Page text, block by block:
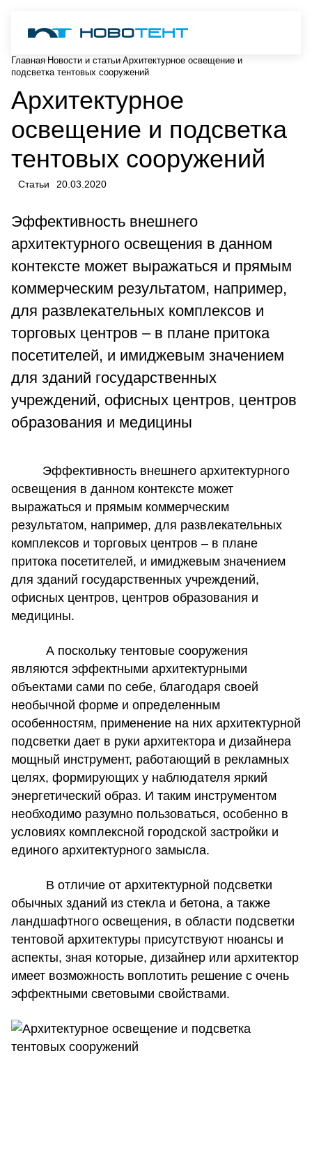
Главная Новости и статьи Архитектурное освещение и
подсветка тентовых сооружений
Архитектурное
освещение и подсветка
тентовых сооружений
Статьи 20.03.2020
Эффективность внешнего
архитектурного освещения в данном
контексте может выражаться и прямым
коммерческим результатом, например,
для развлекательных комплексов и
торговых центров – в плане притока
посетителей, и имиджевым значением
для зданий государственных
учреждений, офисных центров, центров
образования и медицины
Эффективность внешнего архитектурного
освещения в данном контексте может
выражаться и прямым коммерческим
результатом, например, для развлекательных
комплексов и торговых центров – в плане
притока посетителей, и имиджевым значением
для зданий государственных учреждений,
офисных центров, центров образования и
медицины.
А поскольку тентовые сооружения
являются эффектными архитектурными
объектами сами по себе, благодаря своей
необычной форме и определенным
особенностям, применение на них архитектурной
подсветки дает в руки архитектора и дизайнера
мощный инструмент, работающий в рекламных
целях, формирующих у наблюдателя яркий
энергетический образ. И таким инструментом
необходимо разумно пользоваться, особенно в
условиях комплексной городской застройки и
единого архитектурного замысла.
В отличие от архитектурной подсветки
обычных зданий из стекла и бетона, а также
ландшафтного освещения, в области подсветки
тентовой архитектуры присутствуют нюансы и
аспекты, зная которые, дизайнер или архитектор
имеет возможность воплотить решение с очень
эффектными световыми свойствами.